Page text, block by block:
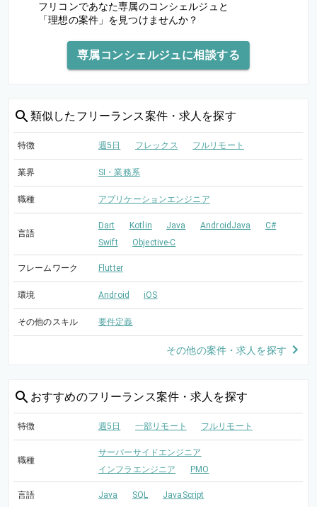
フリコンであなた専属のコンシェルジュと
「理想の案件」を見つけませんか？
専属コンシェルジュに相談する
類似した フリーランス案件・求人を探す
特徴 週5日 フレックス フルリモート
業界 SI・業務系
職種 アプリケーションエンジニア
言語
Dart Kotlin Java AndroidJava
C#
Swift
Objective-C
フレームワーク Flutter
環境 Android iOS
その他のスキル 要件定義
その他の案件・求人を探す
おすすめのフリーランス案件・求人を探す
特徴 週5日 一部リモート フルリモート
職種
サーバーサイドエンジニア
インフラエンジニア
PMO
言語 Java SQL JavaScript